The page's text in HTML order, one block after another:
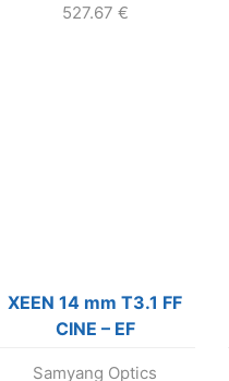
527.67 €
XEEN 14 mm T3.1 FF
CINE – EF
Samyang Optics